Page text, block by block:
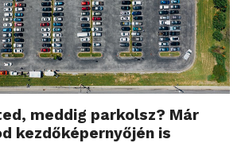
meddig parkolsz? Már
kezdőképernyőjén is